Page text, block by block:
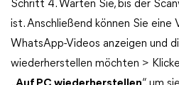
Schritt 4. Warten Sie, bis der
ist. Anschließend können Sie eine
WhatsApp-Videos anzeigen und
wiederherstellen möchten >